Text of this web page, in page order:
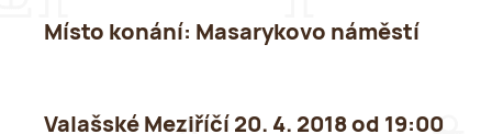
Místo konání: Masarykovo náměstí
Valašské Meziříčí 20. 4. 2018 od 19:00